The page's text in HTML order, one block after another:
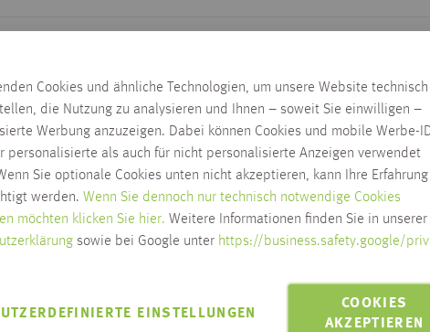
Cookies und ähnliche Technologien, um unsere Website technisch
die Nutzung zu analysieren und Ihnen – soweit Sie einwilligen –
Werbung anzuzeigen. Dabei können Cookies und mobile Werbe-
personalisierte als auch für nicht personalisierte Anzeigen verwendet
Sie optionale Cookies unten nicht akzeptieren, kann Ihre Erfahrung
werden. Wenn Sie dennoch nur technisch notwendige Cookies
möchten klicken Sie hier. Weitere Informationen finden Sie in unserer
sowie bei Google unter https://business.safety.google/
COOKIES
AKZEPTIEREN
EINSTELLUNGEN
Lieferzeit wird nach
LIEFERN AN 88250
Lieferung innerhalb Habis-